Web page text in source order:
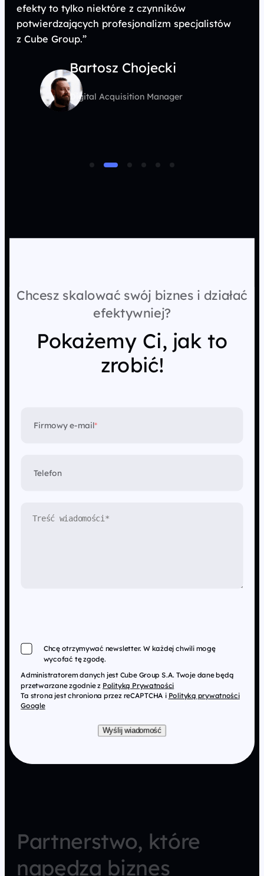
efekty to tylko niektóre z czynników
potwierdzających profesjonalizm specjalistów
z Cube Group.”
Bartosz Chojecki
Digital Acquisition Manager
Chcesz skalować swój biznes i działać
efektywniej?
Pokażemy Ci, jak to
zrobić!
Firmowy e-mail*
Telefon
Chcę otrzymywać newsletter. W każdej chwili mogę
wycofać tę zgodę.
Administratorem danych jest Cube Group S.A. Twoje dane będą
przetwarzane zgodnie z Polityką Prywatności
Ta strona jest chroniona przez reCAPTCHA i Polityką prywatności
Google
Wyślij wiadomość
Partnerstwo, które
napędza biznes